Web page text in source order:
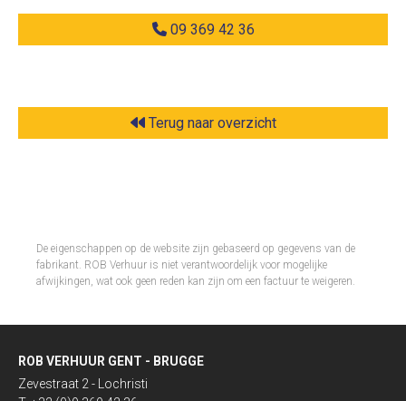
09 369 42 36
Terug naar overzicht
De eigenschappen op de website zijn gebaseerd op gegevens van de
fabrikant. ROB Verhuur is niet verantwoordelijk voor mogelijke
afwijkingen, wat ook geen reden kan zijn om een factuur te weigeren.​
ROB VERHUUR GENT - BRUGGE
Zevestraat 2 - Lochristi